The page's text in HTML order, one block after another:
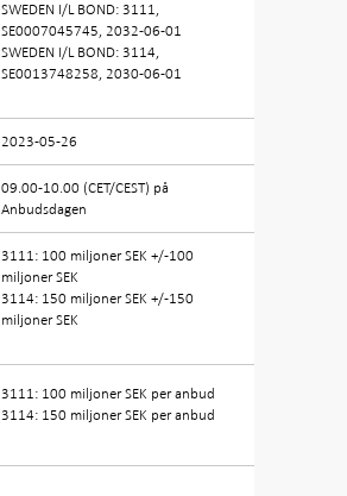
SWEDEN I/L BOND: 3111,
SE0007045745, 2032-06-01
SWEDEN I/L BOND: 3114,
SE0013748258, 2030-06-01
2023-05-26
09.00-10.00 (CET/CEST) på
Anbudsdagen
3111: 100 miljoner SEK +/-100
miljoner SEK
3114: 150 miljoner SEK +/-150
miljoner SEK
3111: 100 miljoner SEK per anbud
3114: 150 miljoner SEK per anbud